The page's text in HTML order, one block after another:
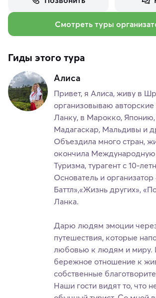
Смотреть туры
Гиды этого тура
Алиса
Привет, я Алиса, живу в
организовываю
Ланку, в Марокко,
Мадагаскар, Мальдивы и
Объездила много стран,
окончила
Туризма, турагент с 10-
Основатель и
Баттл»,«Жизнь других»,
Ланка.
Дарю людям эмоции
путешествия, которые
любовью к людям и миру.
бережное отношение к
собственные
Наши гости видят то, что